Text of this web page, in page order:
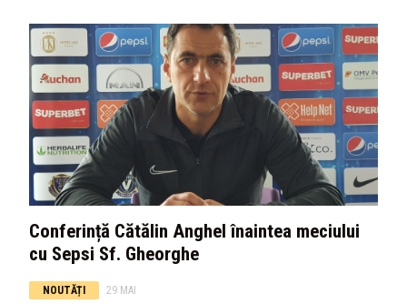
Conferință Cătălin Anghel înaintea meciului
cu Sepsi Sf. Gheorghe
NOUTĂȚI 29 MAI